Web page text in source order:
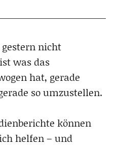
nicht
was das
hat, gerade
so umzustellen.
können
helfen – und